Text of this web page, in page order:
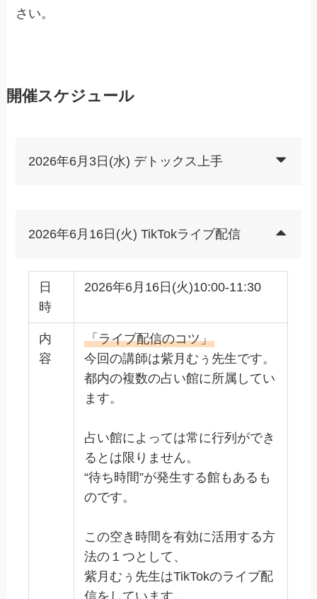
さい。
開催スケジュール
2026年6月3日(水) デトックス上手
2026年6月16日(火) TikTokライブ配信
日
時
2026年6月16日(火)10:00-11:30
内
容
「ライブ配信のコツ」
今回の講師は紫月むぅ先生です。
都内の複数の占い館に所属してい
ます。
占い館によっては常に行列ができ
るとは限りません。
“待ち時間”が発生する館もあるも
のです。
この空き時間を有効に活用する方
法の１つとして、
紫月むぅ先生はTikTokのライブ配